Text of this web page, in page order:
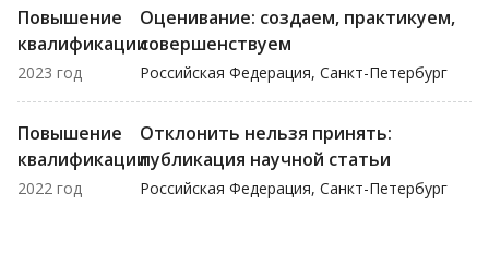
Повышение
квалификации
2023 год
Оценивание: создаем, практикуем,
совершенствуем
Российская Федерация, Санкт-Петербург
Повышение
квалификации
2022 год
Отклонить нельзя принять:
публикация научной статьи
Российская Федерация, Санкт-Петербург